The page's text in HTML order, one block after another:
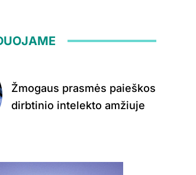
Žmogaus prasmės paieškos
dirbtinio intelekto amžiuje